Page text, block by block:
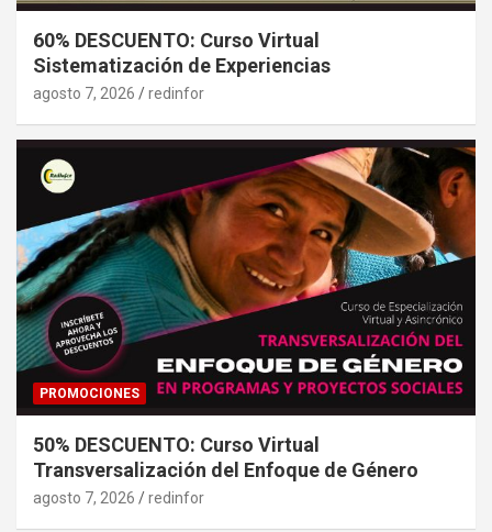
60% DESCUENTO: Curso Virtual
Sistematización de Experiencias
agosto 7, 2026 redinfor
PROMOCIONES
50% DESCUENTO: Curso Virtual
Transversalización del Enfoque de Género
agosto 7, 2026 redinfor